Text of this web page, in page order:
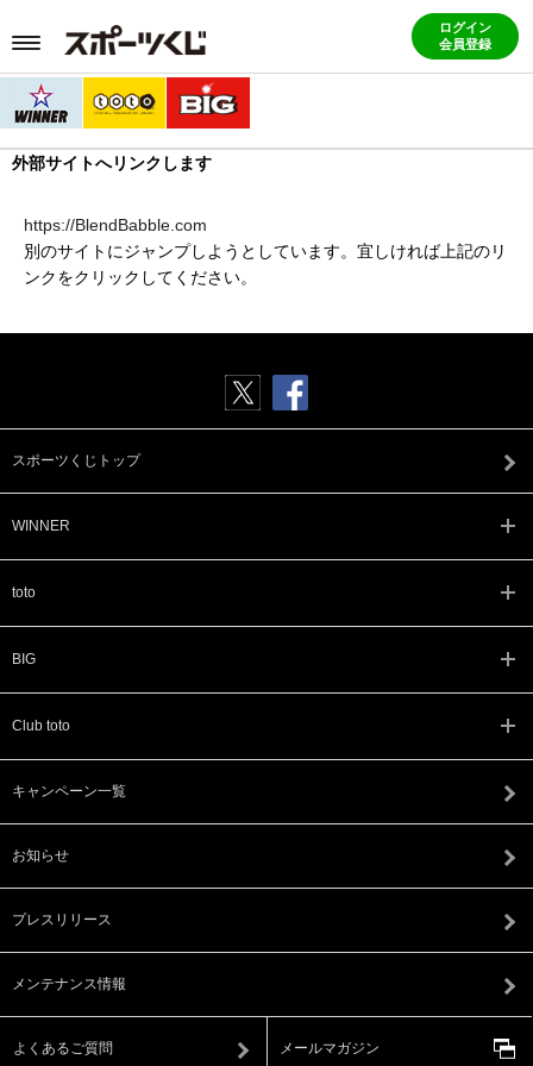
ログイン
会員登録
外部サイトへリンクします
https://BlendBabble.com
別のサイトにジャンプしようとしています。宜しければ上記のリ
ンクをクリックしてください。
スポーツくじトップ
WINNER
toto
BIG
Club toto
キャンペーン一覧
お知らせ
プレスリリース
メンテナンス情報
よくあるご質問 メールマガジン